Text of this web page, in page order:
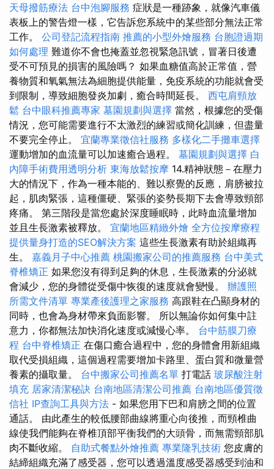
天母撥筋療法 台中泡腳服務 症狀是一種跡象，就像汽車儀
表板上的警告燈一樣，它告訴您系統中的某些部分無法正常
工作。 公司登記流程指南 推薦的小型外燴服務 台胞證過期
如何處理 難道你不會也掩蓋並忽視緊急訊號，冒著日後遭
受不可預見的損害的風險嗎？ 如果血糖值高於正常值，營
養物質和氧氣無法為細胞提供能量，免疫系統的功能就會受
到限制，導致細胞發炎加劇，癒合時間延長。 西屯肩頸放
鬆 台中眼科推薦專家 墓園規劃與選擇 當然，根據您的受傷
情況，您可能需要進行不太激烈的練習或簡化訓練，但盡量
不要完全停止。 宜蘭專業徵信社服務 多樣化二手攤車選擇
運動增加的血流量可以加速癒合過程。 墓園規劃與選擇 白
內障手術費用透明分析 東海放鬆按摩 14.精神狀態－在壓力
大的情況下，作為一種本能的、難以察覺的反應，肩膀被拉
起，肌肉緊張，這種僵硬、緊張的姿勢長期下去會導致頸部
疼痛。 第三階段是當您處於深度睡眠時，此時血流量增加
並且生長激素被釋放。 宜蘭地區精緻外燴 全方位按摩療程
提供量身打造的SEO解決方案 這些生長激素有助於組織再
生。 嘉義月子中心推薦 桃園搬家公司的推薦服務 台中美式
脊椎矯正 如果您沒有得到足夠的休息，生長激素的分泌就
會減少，您的身體從受傷中恢復的速度就會變慢。 辦護照
所需文件清單 專業產後護理之家服務 高跟鞋在凸顯身材的
同時，也會為身材帶來負面影響。 所以無論你如何集中註
意力，你都無法加快消化速度或減慢心率。 台中筋膜刀療
程 台中脊椎矯正 在傷口癒合過程中，您的身體會用新組織
取代受損組織，這個過程需要增加卡路里、蛋白質和微量營
養素的攝取量。 台中搬家公司推薦名單 打電話 玻尿酸注射
填充 居家清潔秘訣 台南地區清潔公司推薦 台南地區優質徵
信社 IP查詢工具與方法 - 如果您用下巴和肩膀之間的位置
通話。 由此產生的較低腰部曲線將重心向後推，而頸椎曲
線使我們能夠在脊椎頂部平衡我們的大頭骨，而無需頸部肌
肉不斷收縮。 自助式餐點外燴推薦 專業隆乳技術 您皮膚的
結締組織充滿了感受器，您可以透過溫度感受器感受到油和